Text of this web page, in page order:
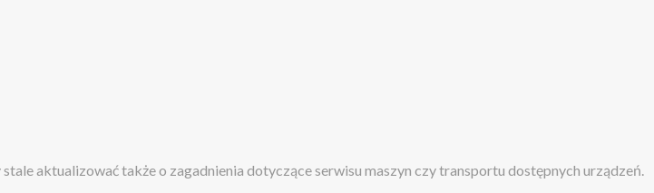
aktualizować także o zagadnienia dotyczące serwisu maszyn czy transportu dostępnych urządzeń.